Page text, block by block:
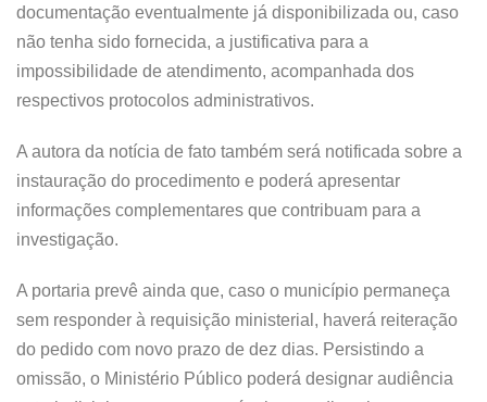
documentação eventualmente já disponibilizada ou, caso
não tenha sido fornecida, a justificativa para a
impossibilidade de atendimento, acompanhada dos
respectivos protocolos administrativos.
A autora da notícia de fato também será notificada sobre a
instauração do procedimento e poderá apresentar
informações complementares que contribuam para a
investigação.
A portaria prevê ainda que, caso o município permaneça
sem responder à requisição ministerial, haverá reiteração
do pedido com novo prazo de dez dias. Persistindo a
omissão, o Ministério Público poderá designar audiência